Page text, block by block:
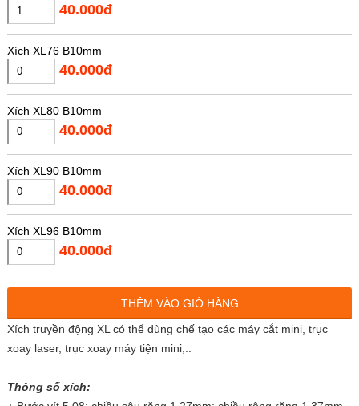
40.000đ
Xích XL76 B10mm
40.000đ
Xích XL80 B10mm
40.000đ
Xích XL90 B10mm
40.000đ
Xích XL96 B10mm
40.000đ
Xích XL98 B10mm
Xích XL100 B10mm
THÊM VÀO GIỎ HÀNG
Xích truyền động XL có thể dùng chế tạo các máy cắt mini, trục
xoay laser, trục xoay máy tiện mini,..
Thông số xích: